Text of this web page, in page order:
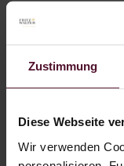
Zustimmung
Diese Webseite
Wir verwenden
SILVAs
Aktionen &